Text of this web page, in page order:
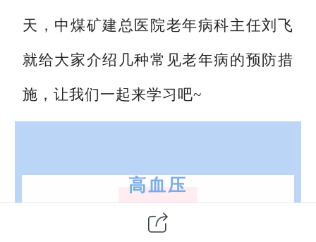
天，中煤矿建总医院老年病科主任刘飞
就给大家介绍几种常见老年病的预防措
施，让我们一起来学习 吧~
高血压
高血压是由于多种因素参与使